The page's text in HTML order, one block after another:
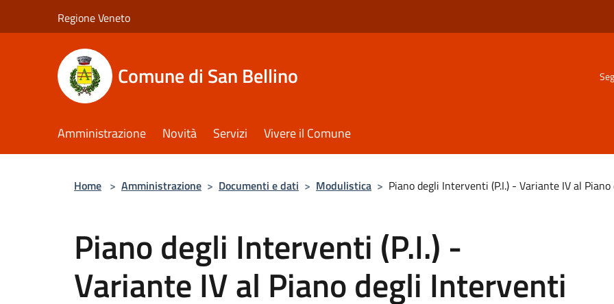
Regione Veneto
Comune di San Bellino
Amministrazione Novità Servizi Vivere il Comune
Home > Amministrazione > Documenti e dati > Modulistica > Piano degli Interventi (P.I.) - Variante IV al
Piano degli Interventi (P.I.) -
Variante IV al Piano degli Interventi